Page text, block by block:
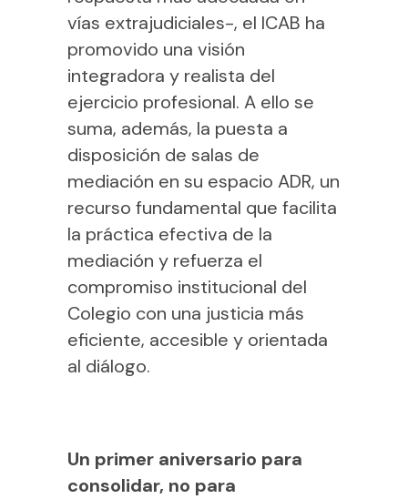
vías extrajudiciales-, el ICAB ha
promovido una visión
integradora y realista del
ejercicio profesional. A ello se
suma, además, la puesta a
disposición de salas de
mediación en su espacio ADR, un
recurso fundamental que facilita
la práctica efectiva de la
mediación y refuerza el
compromiso institucional del
Colegio con una justicia más
eficiente, accesible y orientada
al diálogo.
Un primer aniversario para
consolidar, no para